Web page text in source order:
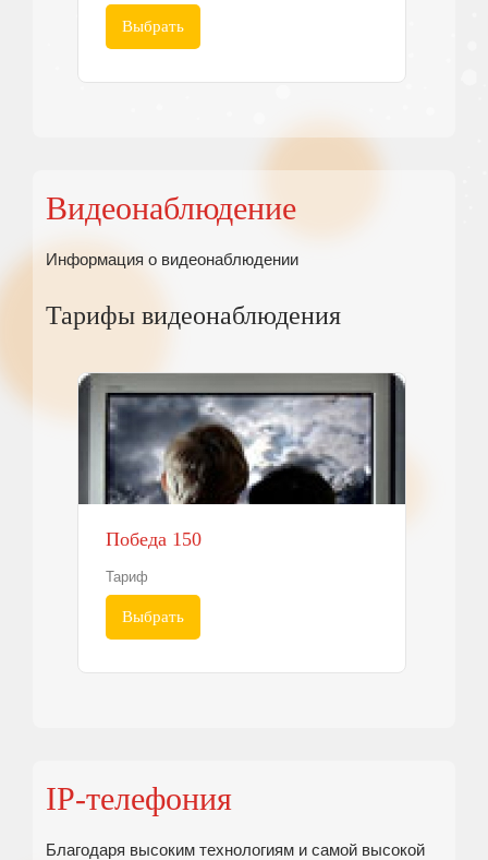
Выбрать
Видеонаблюдение
Информация о видеонаблюдении
Тарифы видеонаблюдения
Победа 150
Тариф
Выбрать
IP-телефония
Благодаря высоким технологиям и самой высокой